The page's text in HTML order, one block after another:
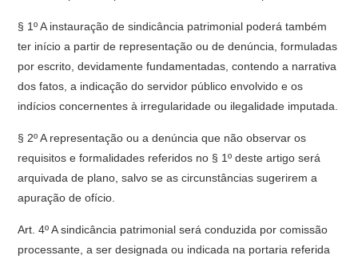
§ 1º A instauração de sindicância patrimonial poderá também
ter início a partir de representação ou de denúncia, formuladas
por escrito, devidamente fundamentadas, contendo a narrativa
dos fatos, a indicação do servidor público envolvido e os
indícios concernentes à irregularidade ou ilegalidade imputada.
§ 2º A representação ou a denúncia que não observar os
requisitos e formalidades referidos no § 1º deste artigo será
arquivada de plano, salvo se as circunstâncias sugerirem a
apuração de ofício.
Art. 4º A sindicância patrimonial será conduzida por comissão
processante, a ser designada ou indicada na portaria referida